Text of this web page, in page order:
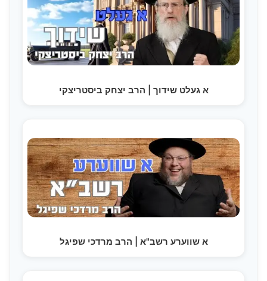
א געלט שידוך | הרב יצחק ביסטריצקי
א שווערע רשב"א | הרב מרדכי שפיגל